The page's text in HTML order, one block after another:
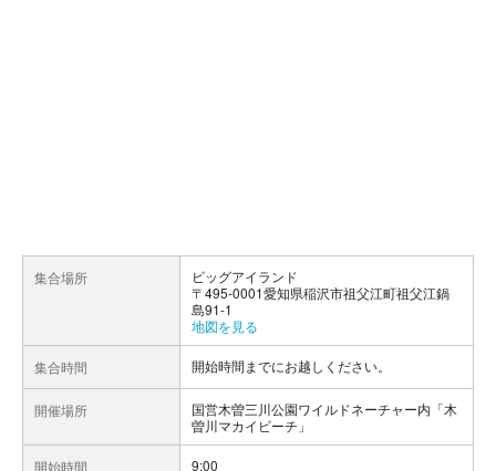
集合場所
ビッグアイランド
〒495-0001愛知県稲沢市祖父江町祖父江鍋
島91-1
地図を見る
集合時間 開始時間までにお越しください。
開催場所
国営木曽三川公園ワイルドネーチャー内「木
曽川マカイビーチ」
開始時間
9:00